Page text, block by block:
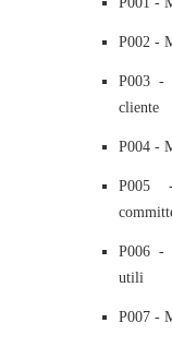
P002 -
P003 -
cliente
P004 -
P005
P006 -
utili
P007 -